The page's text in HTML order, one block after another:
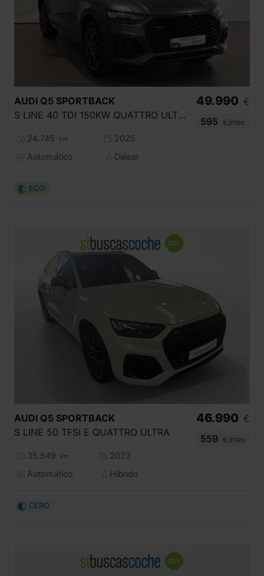
AUDI Q5 SPORTBACK
S LINE 40 TDI 150KW QUATTRO ULTRA
24.745 km
2025
Automático
Diésel
49.990 €
595
€/mes
ECO
AUDI Q5 SPORTBACK
S LINE 50 TFSI E QUATTRO ULTRA
35.549 km
2023
Automático
Híbrido
46.990 €
559
€/mes
CERO